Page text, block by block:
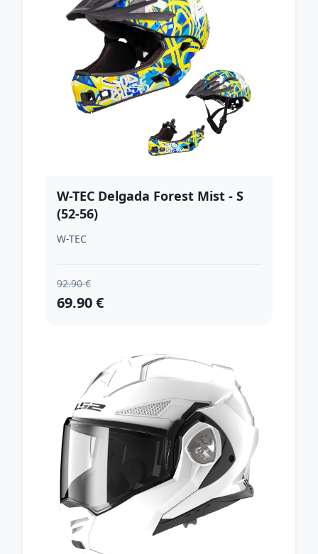
W-TEC Delgada Forest Mist - S
(52-56)
W-TEC
92.90 €
69.90 €